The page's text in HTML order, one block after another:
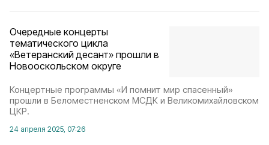
Очередные концерты
тематического цикла
«Ветеранский десант» прошли в
Новооскольском округе
Концертные программы «И помнит мир спасенный»
прошли в Беломестненском МСДК и Великомихайловском
ЦКР.
24 апреля 2025, 07:26